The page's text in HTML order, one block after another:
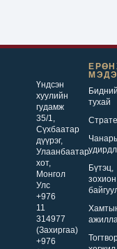
Үндсэн
хуулийн
гудамж
35/1,
Сүхбаатар
дүүрэг,
Улаанбаатар
хот,
Монгол
Улс
+976
11
314977
(Захиргаа)
+976
тухай
Бүтэц,
зохион